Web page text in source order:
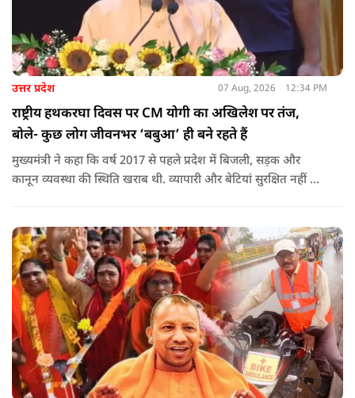
उत्तर प्रदेश 07 Aug, 2026 12:34 PM
राष्ट्रीय हथकरघा दिवस पर CM योगी का अखिलेश पर तंज,
बोले- कुछ लोग जीवनभर ‘बबुआ’ ही बने रहते हैं
मुख्यमंत्री ने कहा कि वर्ष 2017 से पहले प्रदेश में बिजली, सड़क और
कानून व्यवस्था की स्थिति खराब थी. व्यापारी और बेटियां सुरक्षित नहीं थीं.
हस्तशिल्पियों को उठाना पड़ा.